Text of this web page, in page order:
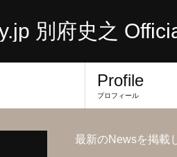
別府史之
Profile
プロフィール
最新のNewsを掲載